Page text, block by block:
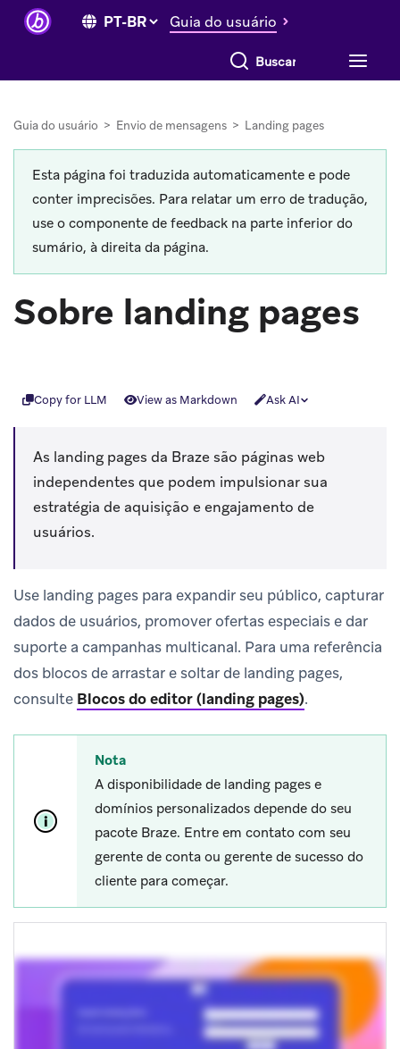
Guia do usuário
Buscar tudo
Guia do usuário > Envio de mensagens > Landing pages
Esta página foi traduzida automaticamente e pode
conter imprecisões. Para relatar um erro de tradução,
use o componente de feedback na parte inferior do
sumário, à direita da página.
Sobre landing pages
Copy for LLM View as Markdown Ask AI
As landing pages da Braze são páginas web
independentes que podem impulsionar sua
estratégia de aquisição e engajamento de
usuários.
Use landing pages para expandir seu público, capturar
dados de usuários, promover ofertas especiais e dar
suporte a campanhas multicanal. Para uma referência
dos blocos de arrastar e soltar de landing pages,
consulte Blocos do editor (landing pages).
Nota
A disponibilidade de landing pages e
domínios personalizados depende do seu
pacote Braze. Entre em contato com seu
gerente de conta ou gerente de sucesso do
cliente para começar.